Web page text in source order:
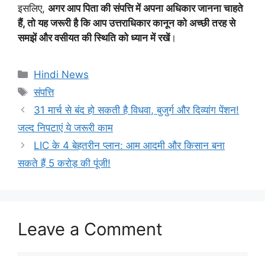
इसलिए, अगर आप पिता की संपत्ति में अपना अधिकार जानना चाहते
हैं, तो यह जरूरी है कि आप उत्तराधिकार कानून को अच्छी तरह से
समझें और वसीयत की स्थिति को ध्यान में रखें।
Categories
Hindi News
Tags
संपत्ति
31 मार्च से बंद हो सकती है विधवा, बुजुर्ग और दिव्यांग पेंशन!
जल्द निपटाएं ये जरूरी काम
LIC के 4 बेहतरीन प्लान: आम आदमी और किसान बना
सकते हैं 5 करोड़ की पूंजी!
Leave a Comment